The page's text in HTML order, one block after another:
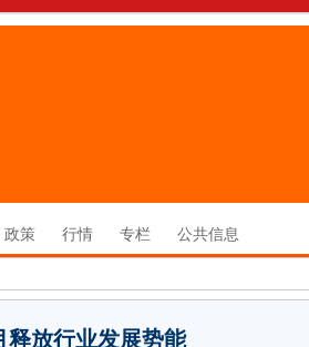
政策 行情 专栏 公共信息
释放行业发展势能